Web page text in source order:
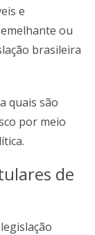
e
ou
brasileira
quais são
por meio
de